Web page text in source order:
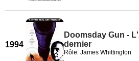
1994
Doomsday Gun -
dernier
Rôle: James Whittington